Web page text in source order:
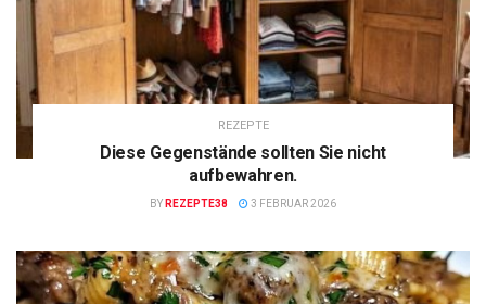
REZEPTE
Diese Gegenstände sollten Sie nicht
aufbewahren.
BY REZEPTE38 3 FEBRUAR 2026